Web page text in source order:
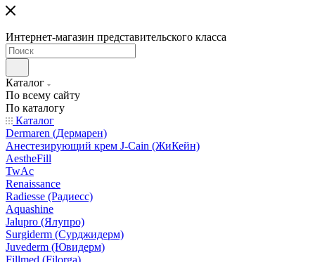
Интернет-магазин представительского класса
Каталог
По всему сайту
По каталогу
Каталог
Dermaren (Дермарен)
Анестезирующий крем J-Cain (ЖиКейн)
AestheFill
TwAc
Renaissance
Radiesse (Радиесс)
Aquashine
Jalupro (Ялупро)
Surgiderm (Сурджидерм)
Juvederm (Ювидерм)
Fillmed (Filorga)